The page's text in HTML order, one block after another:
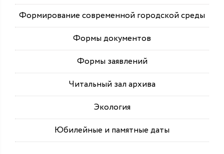
Формирование современной городской среды
Формы документов
Формы заявлений
Читальный зал архива
Экология
Юбилейные и памятные даты